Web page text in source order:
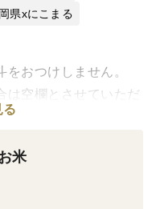
県xにこまる
をおつけしません。
は空欄とさせていただ
、田の草取りはリンゴ
有機発酵肥料を控え目
る
米